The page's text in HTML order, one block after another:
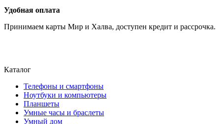
Удобная оплата
Принимаем карты Мир и Халва, доступен кредит и рассрочка.
Каталог
Телефоны и смартфоны
Ноутбуки и компьютеры
Планшеты
Умные часы и браслеты
Умный дом